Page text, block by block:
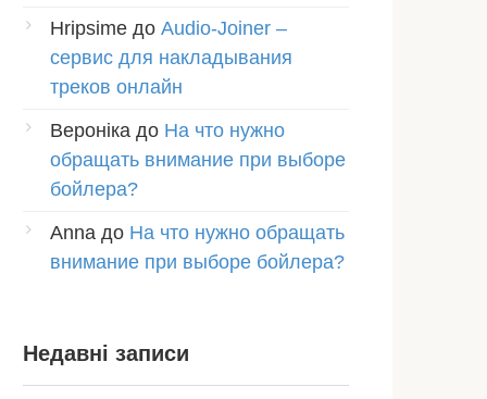
Hripsime до Audio-Joiner –
сервис для накладывания
треков онлайн
Вероніка до На что нужно
обращать внимание при выборе
бойлера?
Anna до На что нужно обращать
внимание при выборе бойлера?
Недавні записи